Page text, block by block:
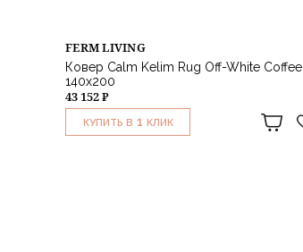
FERM LIVING
Ковер Calm Kelim Rug Off-White Coffee
140х200
43 152 ₽
КУПИТЬ В 1 КЛИК